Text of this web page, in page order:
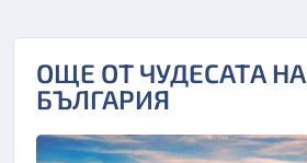
ОЩЕ ОТ ЧУДЕСАТА НА
БЪЛГАРИЯ